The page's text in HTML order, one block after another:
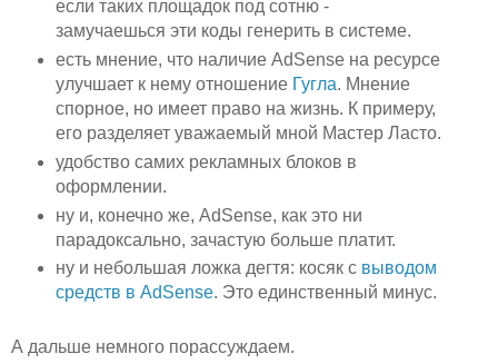
если таких площадок под сотню -
замучаешься эти коды генерить в системе.
есть мнение, что наличие AdSense на ресурсе
улучшает к нему отношение Гугла. Мнение
спорное, но имеет право на жизнь. К примеру,
его разделяет уважаемый мной Мастер Ласто.
удобство самих рекламных блоков в
оформлении.
ну и, конечно же, AdSense, как это ни
парадоксально, зачастую больше платит.
ну и небольшая ложка дегтя: косяк с выводом
средств в AdSense. Это единственный минус.
А дальше немного порассуждаем.